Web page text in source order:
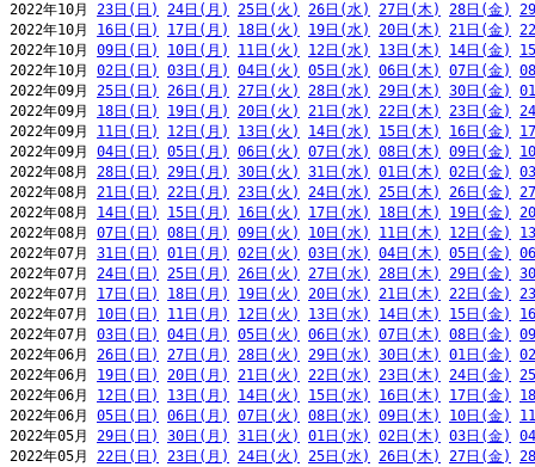
2022年10月 23日(日) 24日(月) 25日(火) 26日(水) 27日(木) 28日(金)
2022年10月 16日(日) 17日(月) 18日(火) 19日(水) 20日(木) 21日(金)
2022年10月 09日(日) 10日(月) 11日(火) 12日(水) 13日(木) 14日(金)
2022年10月 02日(日) 03日(月) 04日(火) 05日(水) 06日(木) 07日(金)
2022年09月 25日(日) 26日(月) 27日(火) 28日(水) 29日(木) 30日(金)
2022年09月 18日(日) 19日(月) 20日(火) 21日(水) 22日(木) 23日(金)
2022年09月 11日(日) 12日(月) 13日(火) 14日(水) 15日(木) 16日(金)
2022年09月 04日(日) 05日(月) 06日(火) 07日(水) 08日(木) 09日(金)
2022年08月 28日(日) 29日(月) 30日(火) 31日(水) 01日(木) 02日(金)
2022年08月 21日(日) 22日(月) 23日(火) 24日(水) 25日(木) 26日(金)
2022年08月 14日(日) 15日(月) 16日(火) 17日(水) 18日(木) 19日(金)
2022年08月 07日(日) 08日(月) 09日(火) 10日(水) 11日(木) 12日(金)
2022年07月 31日(日) 01日(月) 02日(火) 03日(水) 04日(木) 05日(金)
2022年07月 24日(日) 25日(月) 26日(火) 27日(水) 28日(木) 29日(金)
2022年07月 17日(日) 18日(月) 19日(火) 20日(水) 21日(木) 22日(金)
2022年07月 10日(日) 11日(月) 12日(火) 13日(水) 14日(木) 15日(金)
2022年07月 03日(日) 04日(月) 05日(火) 06日(水) 07日(木) 08日(金)
2022年06月 26日(日) 27日(月) 28日(火) 29日(水) 30日(木) 01日(金)
2022年06月 19日(日) 20日(月) 21日(火) 22日(水) 23日(木) 24日(金)
2022年06月 12日(日) 13日(月) 14日(火) 15日(水) 16日(木) 17日(金)
2022年06月 05日(日) 06日(月) 07日(火) 08日(水) 09日(木) 10日(金)
2022年05月 29日(日) 30日(月) 31日(火) 01日(水) 02日(木) 03日(金)
2022年05月 22日(日) 23日(月) 24日(火) 25日(水) 26日(木) 27日(金)